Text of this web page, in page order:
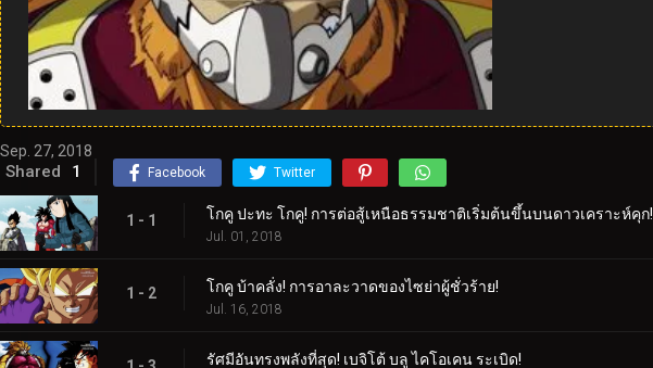
Sep. 27, 2018
Shared 1 Facebook Twitter
1 - 1 โกคู ปะทะ โกคู! การต่อสู้เหนือธรรมชาติเริ่มต้นขึ้นบนดาวเคราะห์คุก!
Jul. 01, 2018
1 - 2 โกคู บ้าคลั่ง! การอาละวาดของไซย่าผู้ชั่วร้าย!
Jul. 16, 2018
รัศมีอันทรงพลังที่สุด! เบจิโต้ บลู ไคโอเคน ระเบิด!